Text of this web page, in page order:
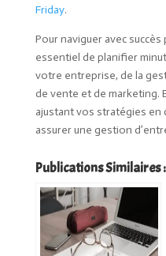
Friday.
Pour naviguer avec
essentiel de planifier
votre entreprise, de la
de vente et de marketing.
ajustant vos stratégies en
assurer une gestion
Publications Similaires :